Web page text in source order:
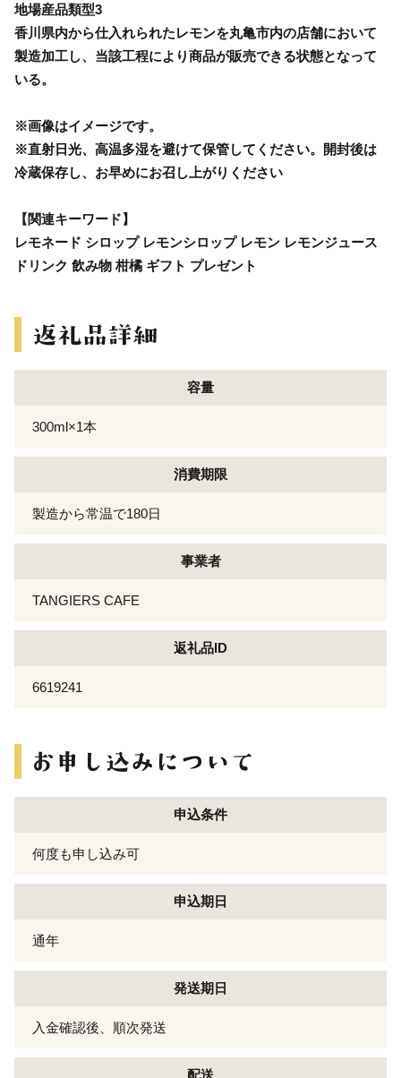
地場産品類型3
香川県内から仕入れられたレモンを丸亀市内の店舗において
製造加工し、当該工程により商品が販売できる状態となって
いる。
※画像はイメージです。
※直射日光、高温多湿を避けて保管してください。開封後は
冷蔵保存し、お早めにお召し上がりください
【関連キーワード】
レモネード シロップ レモンシロップ レモン レモンジュース
ドリンク 飲み物 柑橘 ギフト プレゼント
容量
300ml×1本
消費期限
製造から常温で180日
事業者
TANGIERS CAFE
返礼品ID
6619241
申込条件
何度も申し込み可
申込期日
通年
発送期日
入金確認後、順次発送
配送